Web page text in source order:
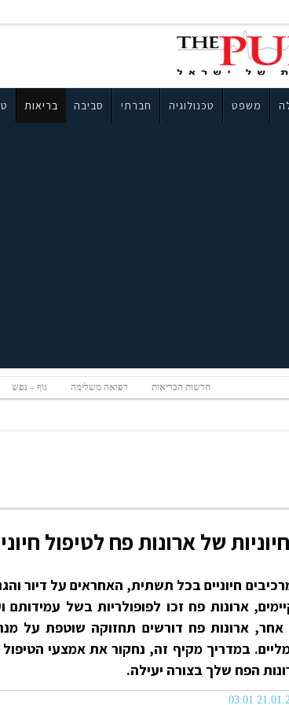
משפט טכנולוגיה חברתי סביבה בריאות
חדשות הבריאות רפואה משלימה גוף – נפש
של ארונות פח לטיפול חיוני
חיוניים בכל תשתית, האחראים על דיור
ארונות פח זכו לפופולריות בשל עמידותם
אחר, ארונות פח דורשים תחזוקה שוטפת על
במדריך מקיף זה, נחקור את אמצעי הטיפול
הפח שלך בצורה יעילה.